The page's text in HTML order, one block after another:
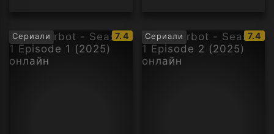
Сериали
IMDb
рейтинг:
7.4 Сериали
IMDb
7.4